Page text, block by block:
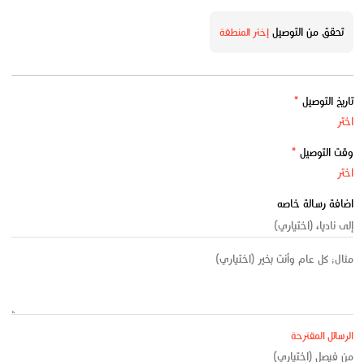
تحقق من التوصيلإختر المنطقة
تاريخ التوصيل *
وقت التوصيل *
اضافة رسالة خاصه
الرسائل المقترحة